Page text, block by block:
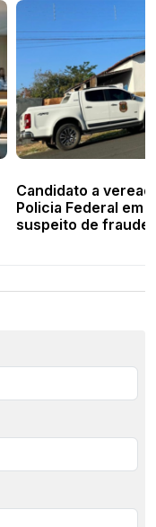
Candidato a
Policia Federal em
suspeito de fraude